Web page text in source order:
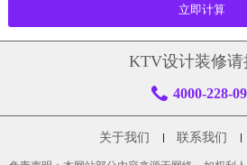
KTV设计装修请
4000-228-
关于我们 联系我们